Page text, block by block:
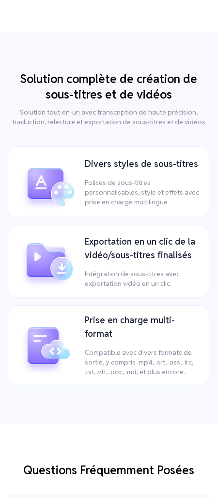
Solution complète de création de
sous-titres et de vidéos
Solution tout-en-un avec transcription de haute précision,
traduction, relecture et exportation de sous-titres et de vidéos
Divers styles de sous-titres
Polices de sous-titres
personnalisables, style et effets avec
prise en charge multilingue
Exportation en un clic de la
vidéo/sous-titres finalisés
Intégration de sous-titres avec
exportation vidéo en un clic.
Prise en charge multi-
format
Compatible avec divers formats de
sortie, y compris .mp4, .srt, .ass, .lrc,
.txt, .vtt, .doc, .md, et plus encore.
Questions Fréquemment Posées